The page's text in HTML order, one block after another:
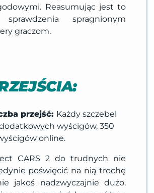
Reasumując jest to
spragnionym
graczom.
przejść: Każdy szczebel
wyścigów, 350
online.
CARS 2 do trudnych nie
poświęcić na nią trochę
jakoś nadzwyczajnie dużo.